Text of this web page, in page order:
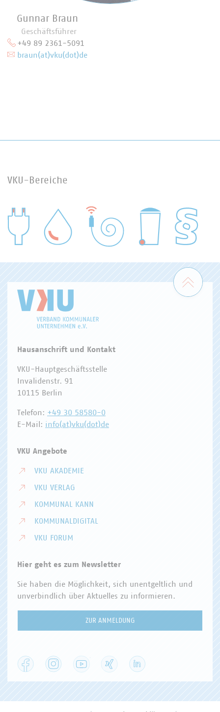
Gunnar Braun
Geschäftsführer
+49 89 2361-5091
braun(at)vku(dot)de
VKU-Bereiche
WASSER/ABWASSER
Zum
Hausanschrift und Kontakt
VKU-Hauptgeschäftsstelle
Invalidenstr. 91
10115 Berlin
Telefon: +49 30 58580-0
E-Mail: info(at)vku(dot)de
VKU Angebote
VKU AKADEMIE
VKU VERLAG
KOMMUNAL KANN
KOMMUNALDIGITAL
VKU FORUM
Hier geht es zum Newsletter
Sie haben die Möglichkeit, sich unentgeltlich und
unverbindlich über Aktuelles zu informieren.
ZUR ANMELDUNG
Facebook Instagram YouTube